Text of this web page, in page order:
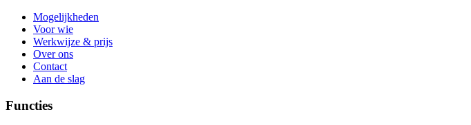
Mogelijkheden
Voor wie
Werkwijze & prijs
Over ons
Contact
Aan de slag
Functies